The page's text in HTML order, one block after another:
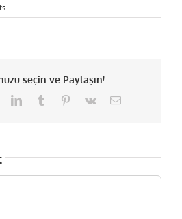
seçin ve Paylaşın!
LinkedInTumblr Pinterest
Vk Email